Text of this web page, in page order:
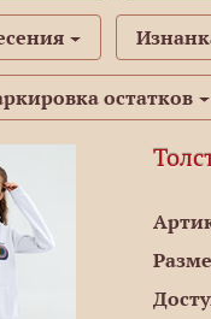
остатков